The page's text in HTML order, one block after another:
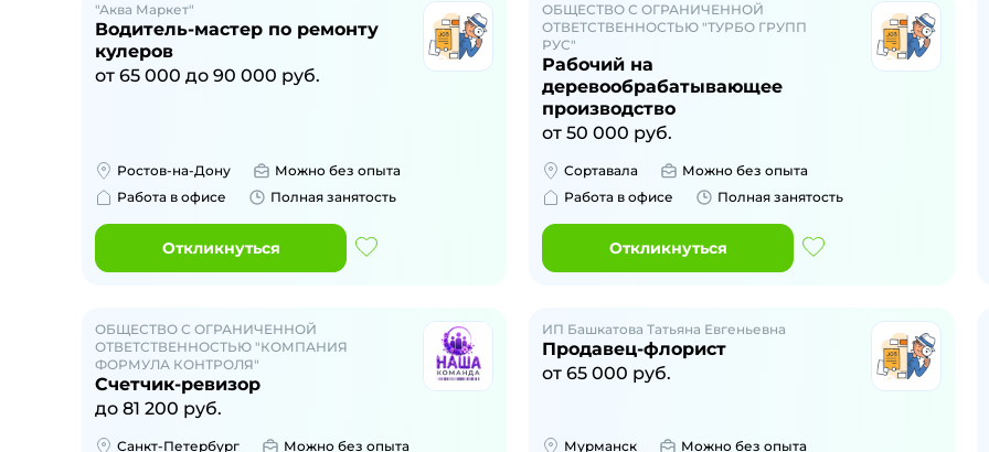
"Аква Маркет"
Водитель-мастер по ремонту
кулеров
от 65 000 до 90 000 руб.
Ростов-на-Дону
Можно без опыта
Работа в офисе
Полная занятость
Откликнуться
ОБЩЕСТВО С ОГРАНИЧЕННОЙ
ОТВЕТСТВЕННОСТЬЮ "ТУРБО ГРУПП
РУС"
Рабочий на
деревообрабатывающее
производство
от50 000 руб.
Сортавала
Можно без опыта
Работа в офисе
Полная занятость
Откликнуться
ОБЩЕСТВО С ОГРАНИЧЕННОЙ
ОТВЕТСТВЕННОСТЬЮ "КОМПАНИЯ
ФОРМУЛА КОНТРОЛЯ"
Счетчик-ревизор
до 81 200 руб.
Санкт-Петербург
Можно без опыта
ИП Башкатова Татьяна Евгеньевна
Продавец-флорист
от65 000 руб.
Мурманск
Можно без опыта